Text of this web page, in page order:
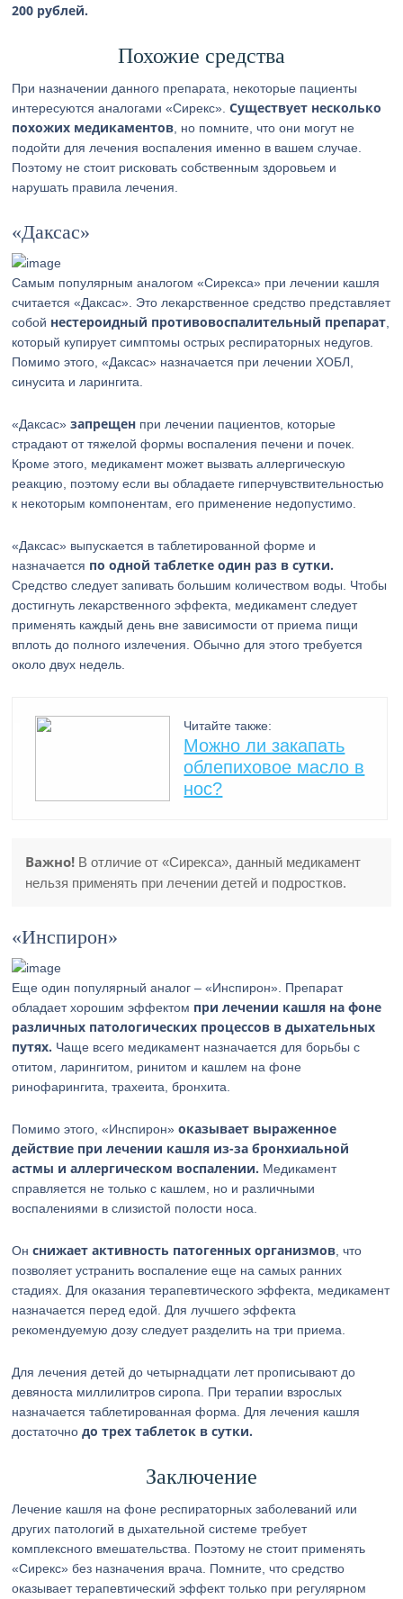
200 рублей.
Похожие средства
При назначении данного препарата, некоторые пациенты
интересуются аналогами «Сирекс».Существует несколько
похожих медикаментов , но помните, что они могут не
подойти для лечения воспаления именно в вашем случае.
Поэтому не стоит рисковать собственным здоровьем и
нарушать правила лечения.
«Даксас»
Самым популярным аналогом «Сирекса» при лечении кашля
считается «Даксас». Это лекарственное средство представляет
собой нестероидный противовоспалительный препарат
который купирует симптомы острых респираторных недугов.
Помимо этого, «Даксас» назначается при лечении ХОБЛ,
синусита и ларингита.
«Даксас»запрещен при лечении пациентов, которые
страдают от тяжелой формы воспаления печени и почек.
Кроме этого, медикамент может вызвать аллергическую
реакцию, поэтому если вы обладаете гиперчувствительностью
к некоторым компонентам, его применение недопустимо.
«Даксас» выпускается в таблетированной форме и
назначается по одной таблетке один раз в сутки.
Средство следует запивать большим количеством воды. Чтобы
достигнуть лекарственного эффекта, медикамент следует
применять каждый день вне зависимости от приема пищи
вплоть до полного излечения. Обычно для этого требуется
около двух недель.
Читайте также:
Можно ли закапать
облепиховое масло в
нос?
Важно! В отличие от «Сирекса», данный медикамент
нельзя применять при лечении детей и подростков.
«Инспирон»
Еще один популярный аналог – «Инспирон». Препарат
обладает хорошим эффектом при лечении кашля на фоне
различных патологических процессов в дыхательных
путях. Чаще всего медикамент назначается для борьбы с
отитом, ларингитом, ринитом и кашлем на фоне
ринофарингита, трахеита, бронхита.
Помимо этого, «Инспирон»оказывает выраженное
действие при лечении кашля из-за бронхиальной
астмы и аллергическом воспалении. Медикамент
справляется не только с кашлем, но и различными
воспалениями в слизистой полости носа.
Онснижает активность патогенных организмов , что
позволяет устранить воспаление еще на самых ранних
стадиях. Для оказания терапевтического эффекта, медикамент
назначается перед едой. Для лучшего эффекта
рекомендуемую дозу следует разделить на три приема.
Для лечения детей до четырнадцати лет прописывают до
девяноста миллилитров сиропа. При терапии взрослых
назначается таблетированная форма. Для лечения кашля
достаточнодо трех таблеток в сутки.
Заключение
Лечение кашля на фоне респираторных заболеваний или
других патологий в дыхательной системе требует
комплексного вмешательства. Поэтому не стоит применять
«Сирекс» без назначения врача. Помните, что средство
оказывает терапевтический эффект только при регулярном